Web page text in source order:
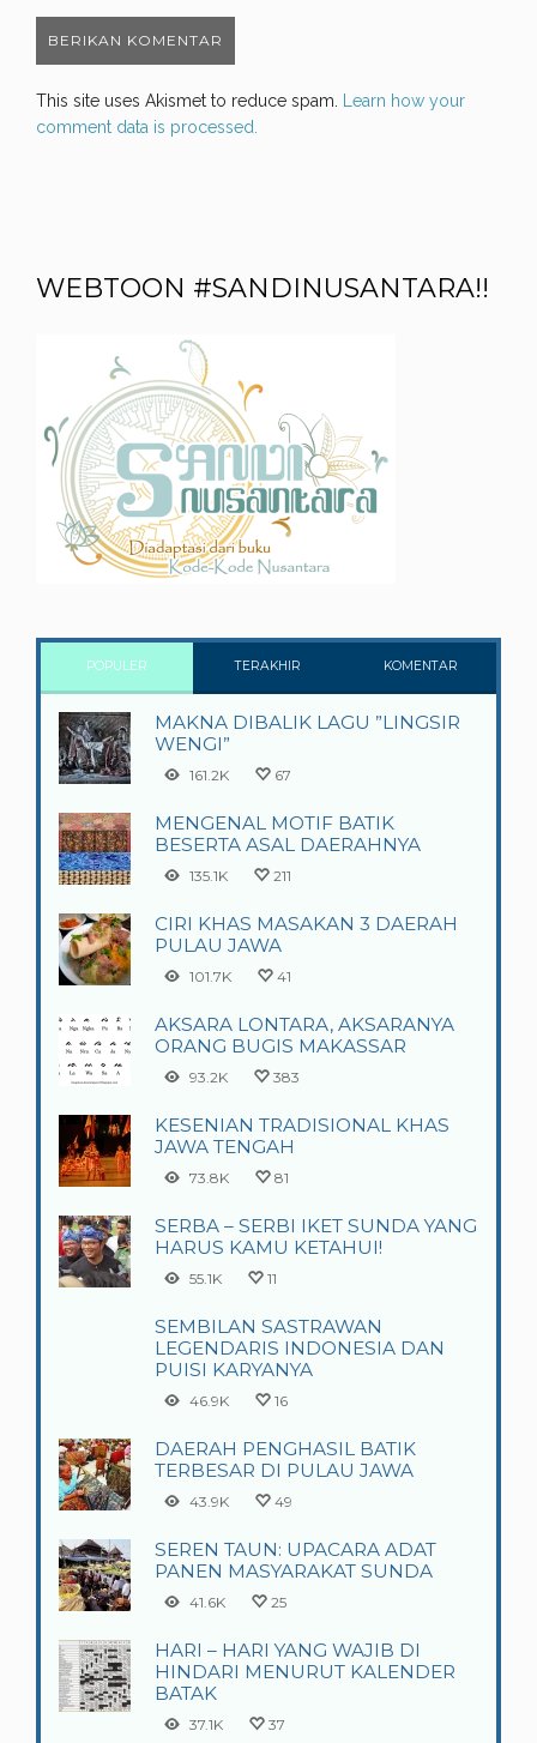
This site uses Akismet to reduce spam.
Learn how your
comment data is processed.
WEBTOON #SANDINUSANTARA!!
POPULER TERAKHIR KOMENTAR
MAKNA DIBALIK LAGU ”LINGSIR
WENGI”
161.2K 67
MENGENAL MOTIF BATIK
BESERTA ASAL DAERAHNYA
135.1K 211
CIRI KHAS MASAKAN 3 DAERAH
PULAU JAWA
101.7K 41
AKSARA LONTARA, AKSARANYA
ORANG BUGIS MAKASSAR
93.2K 383
KESENIAN TRADISIONAL KHAS
JAWA TENGAH
73.8K 81
SERBA – SERBI IKET SUNDA YANG
HARUS KAMU KETAHUI!
55.1K 11
SEMBILAN SASTRAWAN
LEGENDARIS INDONESIA DAN
PUISI KARYANYA
46.9K 16
DAERAH PENGHASIL BATIK
TERBESAR DI PULAU JAWA
43.9K 49
SEREN TAUN: UPACARA ADAT
PANEN MASYARAKAT SUNDA
41.6K 25
HARI – HARI YANG WAJIB DI
HINDARI MENURUT KALENDER
BATAK
37.1K 37